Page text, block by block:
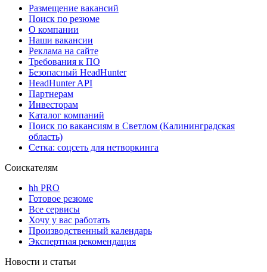
Размещение вакансий
Поиск по резюме
О компании
Наши вакансии
Реклама на сайте
Требования к ПО
Безопасный HeadHunter
HeadHunter API
Партнерам
Инвесторам
Каталог компаний
Поиск по вакансиям в Светлом (Калининградская
область)
Сетка: соцсеть для нетворкинга
Соискателям
hh PRO
Готовое резюме
Все сервисы
Хочу у вас работать
Производственный календарь
Экспертная рекомендация
Новости и статьи